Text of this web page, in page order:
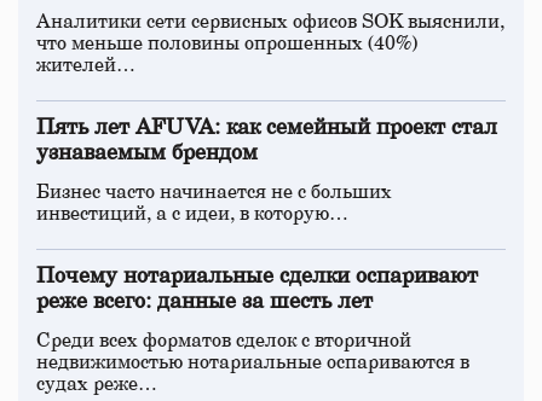
Аналитики сети сервисных офисов SOK выяснили,
что меньше половины опрошенных (40%)
жителей…
Пять лет AFUVA: как семейный проект стал
узнаваемым брендом
Бизнес часто начинается не с больших
инвестиций, а с идеи, в которую…
Почему нотариальные сделки оспаривают
реже всего: данные за шесть лет
Среди всех форматов сделок с вторичной
недвижимостью нотариальные оспариваются в
судах реже…